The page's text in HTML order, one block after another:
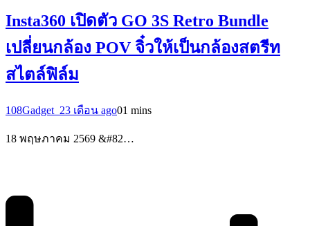
Insta360 เปิดตัว GO 3S Retro Bundle
เปลี่ยนกล้อง POV จิ๋วให้เป็นกล้องสตรีท
สไตล์ฟิล์ม
108Gadget_23 เดือน ago01 mins
18 พฤษภาคม 2569 &#82…